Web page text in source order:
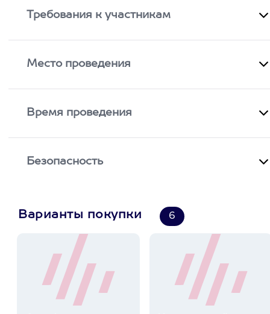
Требования к участникам
Место проведения
Время проведения
Безопасность
Варианты покупки 6